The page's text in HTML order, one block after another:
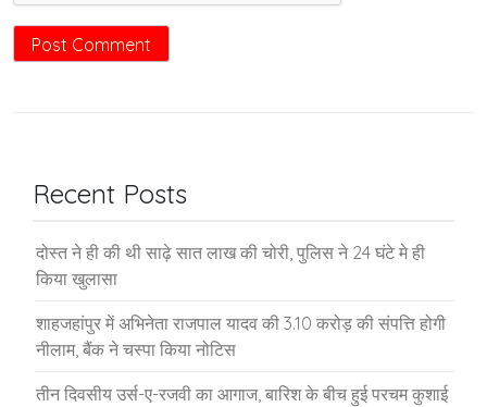
Recent Posts
दोस्त ने ही की थी साढ़े सात लाख की चोरी, पुलिस ने 24 घंटे मे ही
किया खुलासा
शाहजहांपुर में अभिनेता राजपाल यादव की 3.10 करोड़ की संपत्ति होगी
नीलाम, बैंक ने चस्पा किया नोटिस
तीन दिवसीय उर्स-ए-रजवी का आगाज, बारिश के बीच हुई परचम कुशाई